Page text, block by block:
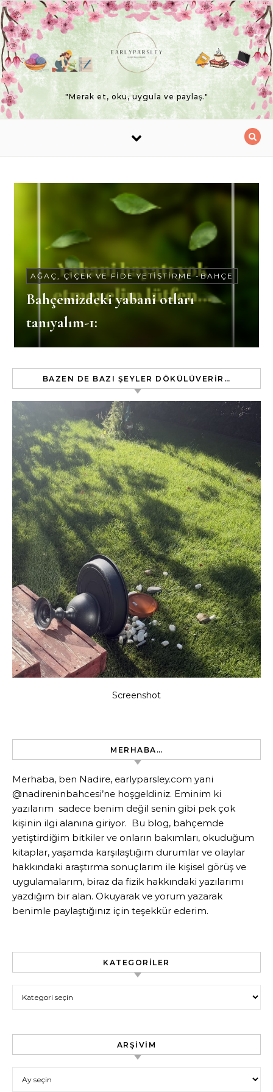
Skip to content
"Merak et, oku, uygula ve paylaş."
AĞAÇ, ÇIÇEK VE FIDE YETIŞTIRME-BAHÇE
Bahçemizdeki yabani otları
tanıyalım-1:
BAZEN DE BAZI ŞEYLER DÖKÜLÜVERIR…
Screenshot
MERHABA…
Merhaba, ben Nadire, earlyparsley.com yani
@nadireninbahcesi’ne hoşgeldiniz. Eminim ki
yazılarım sadece benim değil senin gibi pek çok
kişinin ilgi alanına giriyor. Bu blog, bahçemde
yetiştirdiğim bitkiler ve onların bakımları, okuduğum
kitaplar, yaşamda karşılaştığım durumlar ve olaylar
hakkındaki araştırma sonuçlarım ile kişisel görüş ve
uygulamalarım, biraz da fizik hakkındaki yazılarımı
yazdığım bir alan. Okuyarak ve yorum yazarak
benimle paylaştığınız için teşekkür ederim.
KATEGORILER
ARŞIVIM